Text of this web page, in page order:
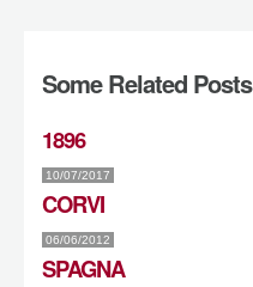
Some Related Posts
1896
10/07/2017
CORVI
06/06/2012
SPAGNA